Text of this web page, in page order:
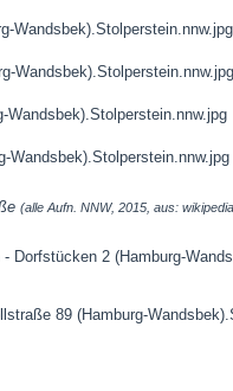
(alle Aufn. NNW, 2015, aus: